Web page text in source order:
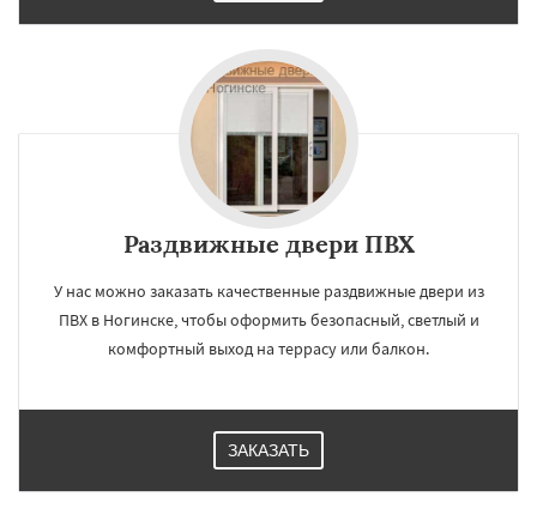
Раздвижные двери ПВХ
У нас можно заказать качественные раздвижные двери из
ПВХ в Ногинске, чтобы оформить безопасный, светлый и
комфортный выход на террасу или балкон.
ЗАКАЗАТЬ